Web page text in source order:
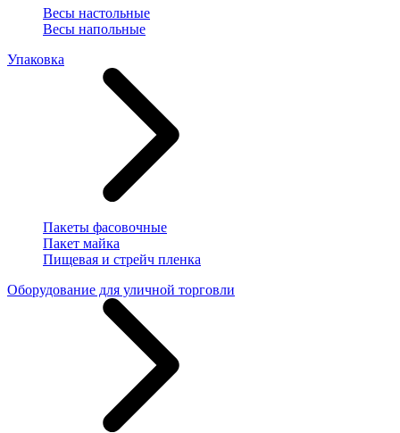
Весы настольные
Весы напольные
Упаковка
Пакеты фасовочные
Пакет майка
Пищевая и стрейч пленка
Оборудование для уличной торговли